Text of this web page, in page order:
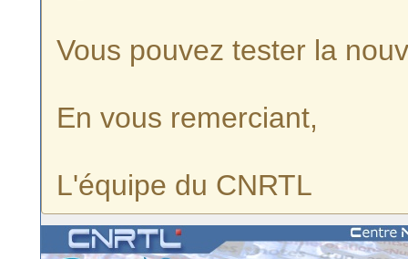
Vous pouvez tester la
En vous remerciant,
L'équipe du CNRTL